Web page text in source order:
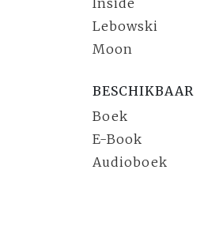
Inside
Lebowski
Moon
BESCHIKBAAR
Boek
E-Book
Audioboek